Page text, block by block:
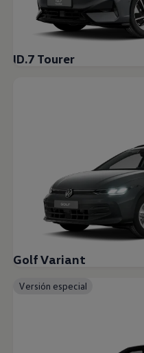
ID.7 Tourer
Golf Variant
Versión especial